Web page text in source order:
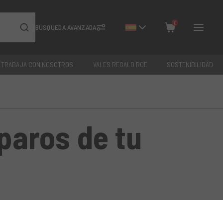
BÚSQUEDA AVANZADA
0
Cerrar
TRABAJA CON NOSOTROS VALES REGALO RCE SOSTENIBILIDAD
de tu